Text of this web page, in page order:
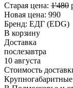
Старая цена: 1'480
Новая цена: 990
Бренд: ЕДГ (EDG)
В корзину
Доставка
послезавтра
10 августа
Стоимость